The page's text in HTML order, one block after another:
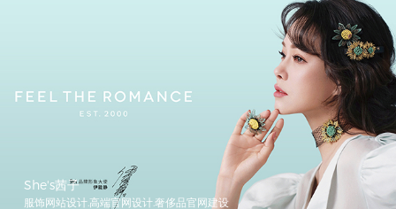
She's茜子
服饰网站设计.高端官网设计.奢侈品官网建设